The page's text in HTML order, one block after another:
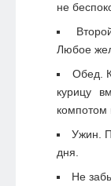
не
Любое
Обед.
курицу
компотом
Ужин.
дня.
Не